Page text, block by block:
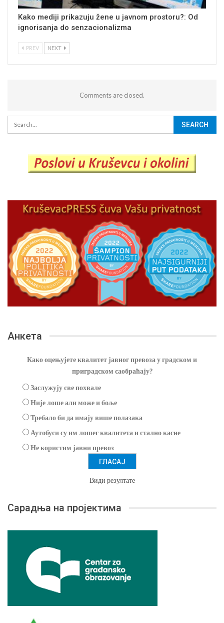
Kako mediji prikazuju žene u javnom prostoru?: Od
ignorisanja do senzacionalizma
PREV NEXT
Comments are closed.
Анкета
Како оцењујете квалитет јавног превоза у градском и
приградском саобраћају?
Заслужују све похвале
Није лоше али може и боље
Требало би да имају више полазака
Аутобуси су им лошег квалитета и стално касне
Не користим јавни превоз
Види резултате
Сарадња на пројектима